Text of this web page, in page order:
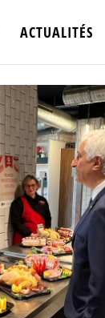
ACTUALITÉS